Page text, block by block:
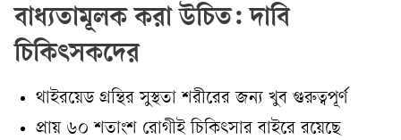
বাধ্যতামূলক করা উচিত: দাবি
চিকিৎসকদের
থাইরয়েড গ্রন্থির সুস্থতা শরীরের জন্য খুব গুরুত্বপূর্ণ
প্রায় ৬০ শতাংশ রোগীই চিকিৎসার বাইরে রয়েছে